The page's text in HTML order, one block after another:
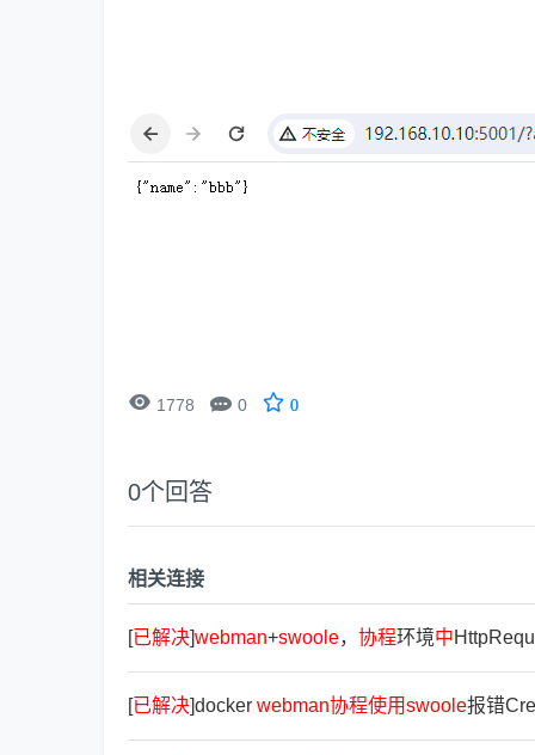
 1778  0 0
0个回答
相关连接
[已解决]webman+swoole， 协程环境中
[已解决]docker webman协程使用swoole报错